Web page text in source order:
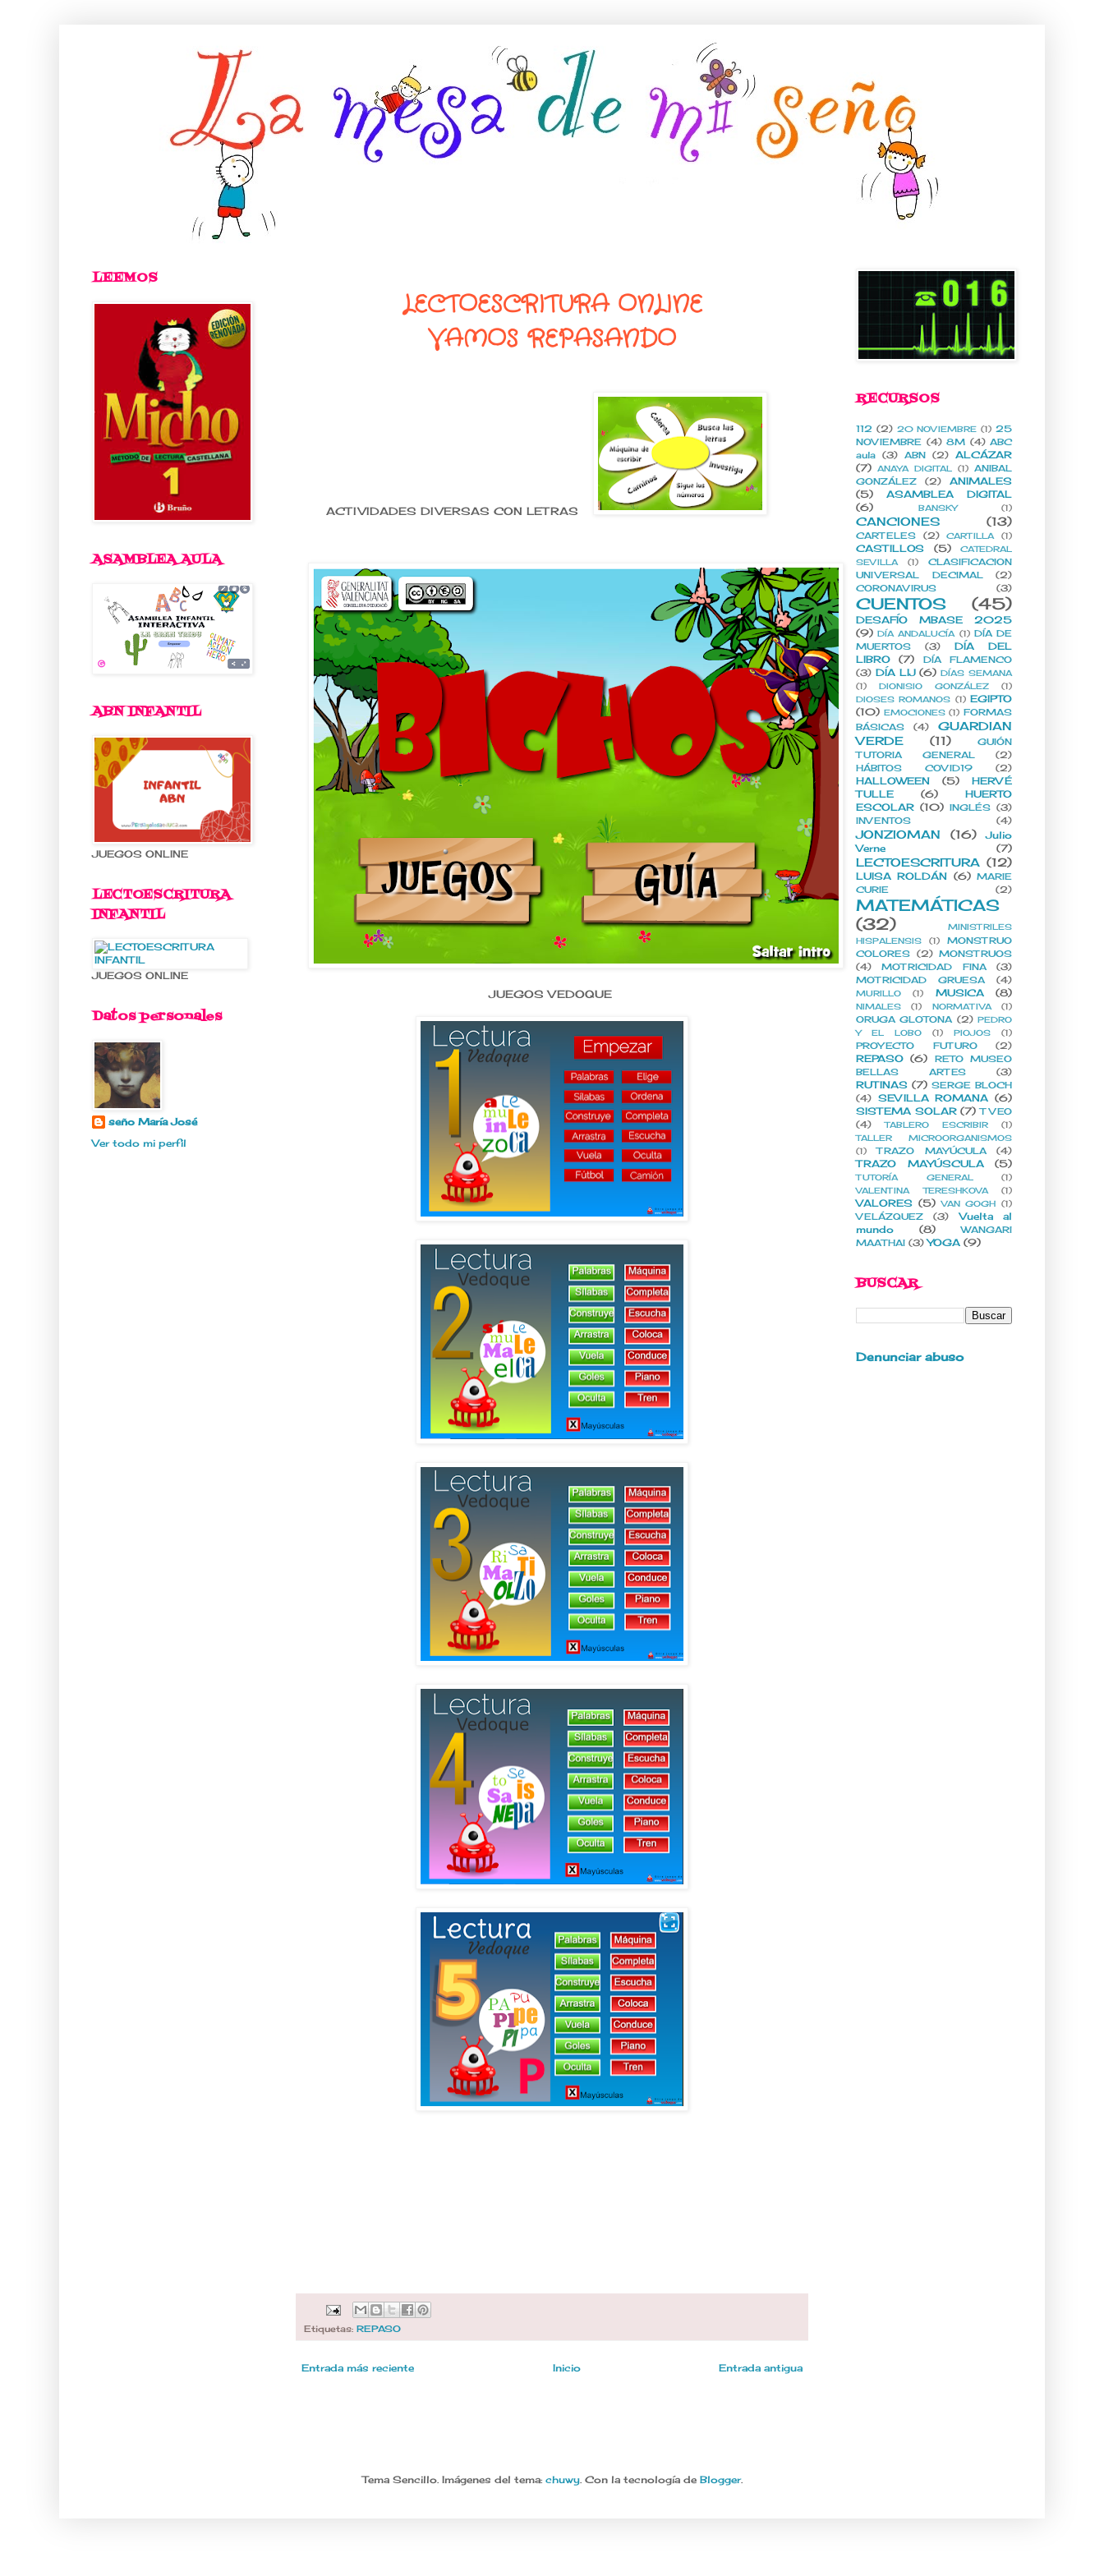
LECTOESCRITURA ONLINE
VAMOS REPASANDO
ACTIVIDADES DIVERSAS CON LETRAS
JUEGOS VEDOQUE
Etiquetas: REPASO
Entrada más reciente Entrada antigua
Inicio
LEEMOS
ASAMBLEA AULA
ABN INFANTIL
JUEGOS ONLINE
LECTOESCRITURA
INFANTIL
JUEGOS ONLINE
Datos personales
seño María José
Ver todo mi perfil
RECURSOS
112 (2) 20 NOVIEMBRE (1) 25
NOVIEMBRE (4) 8M (4) ABC
aula (3) ABN (2) ALCÁZAR
(7)
ANAYA DIGITAL (1)
ANIBAL
GONZÁLEZ
(2)
ANIMALES
(5)
ASAMBLEA DIGITAL
(6)
BANSKY (1)
CANCIONES (13)
CARTELES (2) CARTILLA (1)
CASTILLOS (5)
CATEDRAL
SEVILLA
(1)
CLASIFICACION
UNIVERSAL DECIMAL
(2)
CORONAVIRUS
(3)
CUENTOS (45)
DESAFÍO MBASE 2025
(9) DÍA ANDALUCÍA (1) DÍA DE
MUERTOS
(3)
DÍA DEL
LIBRO
(7)
DÍA FLAMENCO
(3) DÍA LIJ (6) DÍAS SEMANA
(1)
DIONISIO GONZÁLEZ
(1)
DIOSES ROMANOS (1) EGIPTO
(10) EMOCIONES (1) FORMAS
BÁSICAS
(4)
GUARDIAN
VERDE
(11)
GUIÓN
TUTORIA GENERAL
(2)
HÁBITOS COVID19
(2)
HALLOWEEN (5)
HERVÉ
TULLE
(6)
HUERTO
ESCOLAR (10) INGLÉS (3)
INVENTOS
(4)
JONZIOMAN (16)
Julio
Verne
(7)
LECTOESCRITURA (12)
LUISA ROLDÁN (6) MARIE
CURIE
(2)
MATEMÁTICAS
(32)
MINISTRILES
HISPALENSIS
(1)
MONSTRUO
COLORES (2) MONSTRUOS
(4)
MOTRICIDAD FINA
(3)
MOTRICIDAD GRUESA
(4)
MURILLO (1) MUSICA (8)
NIMALES (1) NORMATIVA (1)
ORUGA GLOTONA (2) PEDRO
Y EL LOBO
(1) PIOJOS (1)
PROYECTO FUTURO (2)
REPASO (6)
RETO MUSEO
BELLAS ARTES
(3)
RUTINAS (7) SERGE BLOCH
(4) SEVILLA ROMANA (6)
SISTEMA SOLAR (7) T VEO
(4)
TABLERO ESCRIBIR
(1)
TALLER MICROORGANISMOS
(1)
TRAZO MAYÚCULA (4)
TRAZO MAYÚSCULA (5)
TUTORÍA GENERAL
(1)
VALENTINA TERESHKOVA
(1)
VALORES (5) VAN GOGH (1)
VELÁZQUEZ (3)
Vuelta al
mundo
(8)
WANGARI
MAATHAI (3) YOGA (9)
BUSCAR
Denunciar abuso
Tema Sencillo. Imágenes del tema: chuwy. Con la tecnología de Blogger.